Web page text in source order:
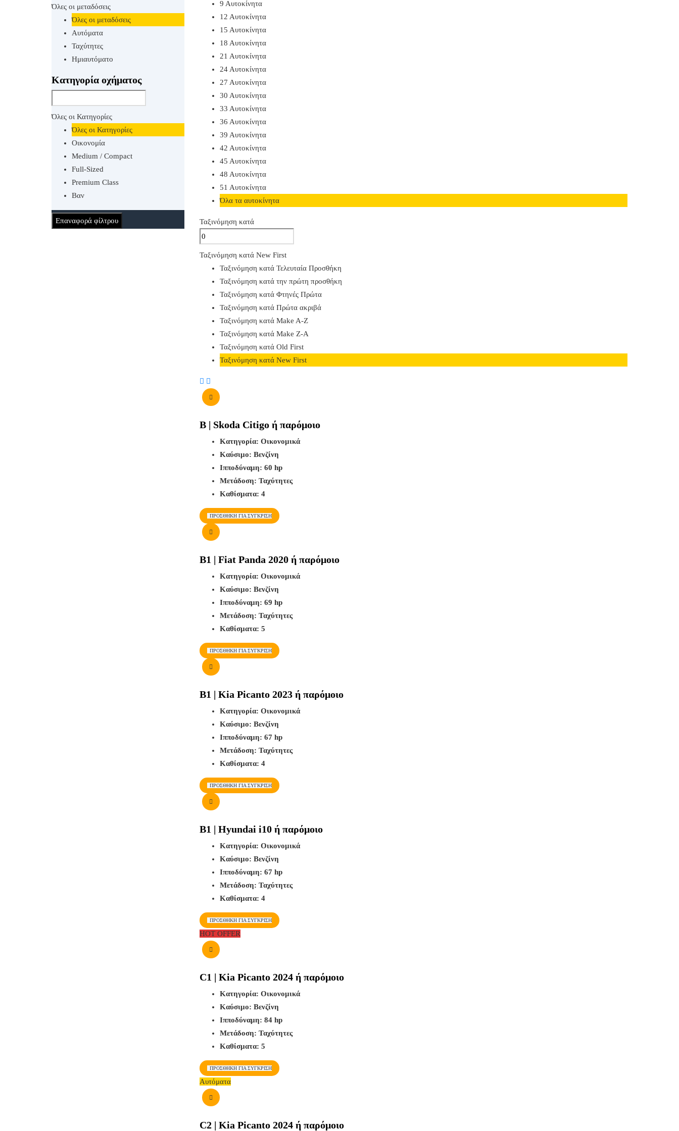
Όλες οι μεταδόσεις
Όλες οι μεταδόσεις
Αυτόματα
Ταχύτητες
Ημιαυτόματο
Κατηγορία οχήματος
Όλες οι Κατηγορίες
Όλες οι Κατηγορίες
Οικονομία
Medium / Compact
Full-Sized
Premium Class
Βαν
Επαναφορά φίλτρου
9 Αυτοκίνητα
12 Αυτοκίνητα
15 Αυτοκίνητα
18 Αυτοκίνητα
21 Αυτοκίνητα
24 Αυτοκίνητα
27 Αυτοκίνητα
30 Αυτοκίνητα
33 Αυτοκίνητα
36 Αυτοκίνητα
39 Αυτοκίνητα
42 Αυτοκίνητα
45 Αυτοκίνητα
48 Αυτοκίνητα
51 Αυτοκίνητα
Όλα τα αυτοκίνητα
Ταξινόμηση κατά
Ταξινόμηση κατά New First
Ταξινόμηση κατά Τελευταία Προσθήκη
Ταξινόμηση κατά την πρώτη προσθήκη
Ταξινόμηση κατά Φτηνές Πρώτα
Ταξινόμηση κατά Πρώτα ακριβά
Ταξινόμηση κατά Make A-Z
Ταξινόμηση κατά Make Z-A
Ταξινόμηση κατά Old First
Ταξινόμηση κατά New First
B | Skoda Citigo ή παρόμοιο
Κατηγορία: Οικονομικά
Καύσιμο: Βενζίνη
Ιπποδύναμη: 60 hp
Μετάδοση: Ταχύτητες
Καθίσματα: 4
ΠΡΟΣΘΉΚΗ ΓΙΑ ΣΎΓΚΡΙΣΗ
B1 | Fiat Panda 2020 ή παρόμοιο
Κατηγορία: Οικονομικά
Καύσιμο: Βενζίνη
Ιπποδύναμη: 69 hp
Μετάδοση: Ταχύτητες
Καθίσματα: 5
ΠΡΟΣΘΉΚΗ ΓΙΑ ΣΎΓΚΡΙΣΗ
B1 | Kia Picanto 2023 ή παρόμοιο
Κατηγορία: Οικονομικά
Καύσιμο: Βενζίνη
Ιπποδύναμη: 67 hp
Μετάδοση: Ταχύτητες
Καθίσματα: 4
ΠΡΟΣΘΉΚΗ ΓΙΑ ΣΎΓΚΡΙΣΗ
B1 | Hyundai i10 ή παρόμοιο
Κατηγορία: Οικονομικά
Καύσιμο: Βενζίνη
Ιπποδύναμη: 67 hp
Μετάδοση: Ταχύτητες
Καθίσματα: 4
ΠΡΟΣΘΉΚΗ ΓΙΑ ΣΎΓΚΡΙΣΗ
HOT OFFER
C1 | Kia Picanto 2024 ή παρόμοιο
Κατηγορία: Οικονομικά
Καύσιμο: Βενζίνη
Ιπποδύναμη: 84 hp
Μετάδοση: Ταχύτητες
Καθίσματα: 5
ΠΡΟΣΘΉΚΗ ΓΙΑ ΣΎΓΚΡΙΣΗ
Αυτόματα
C2 | Kia Picanto 2024 ή παρόμοιο